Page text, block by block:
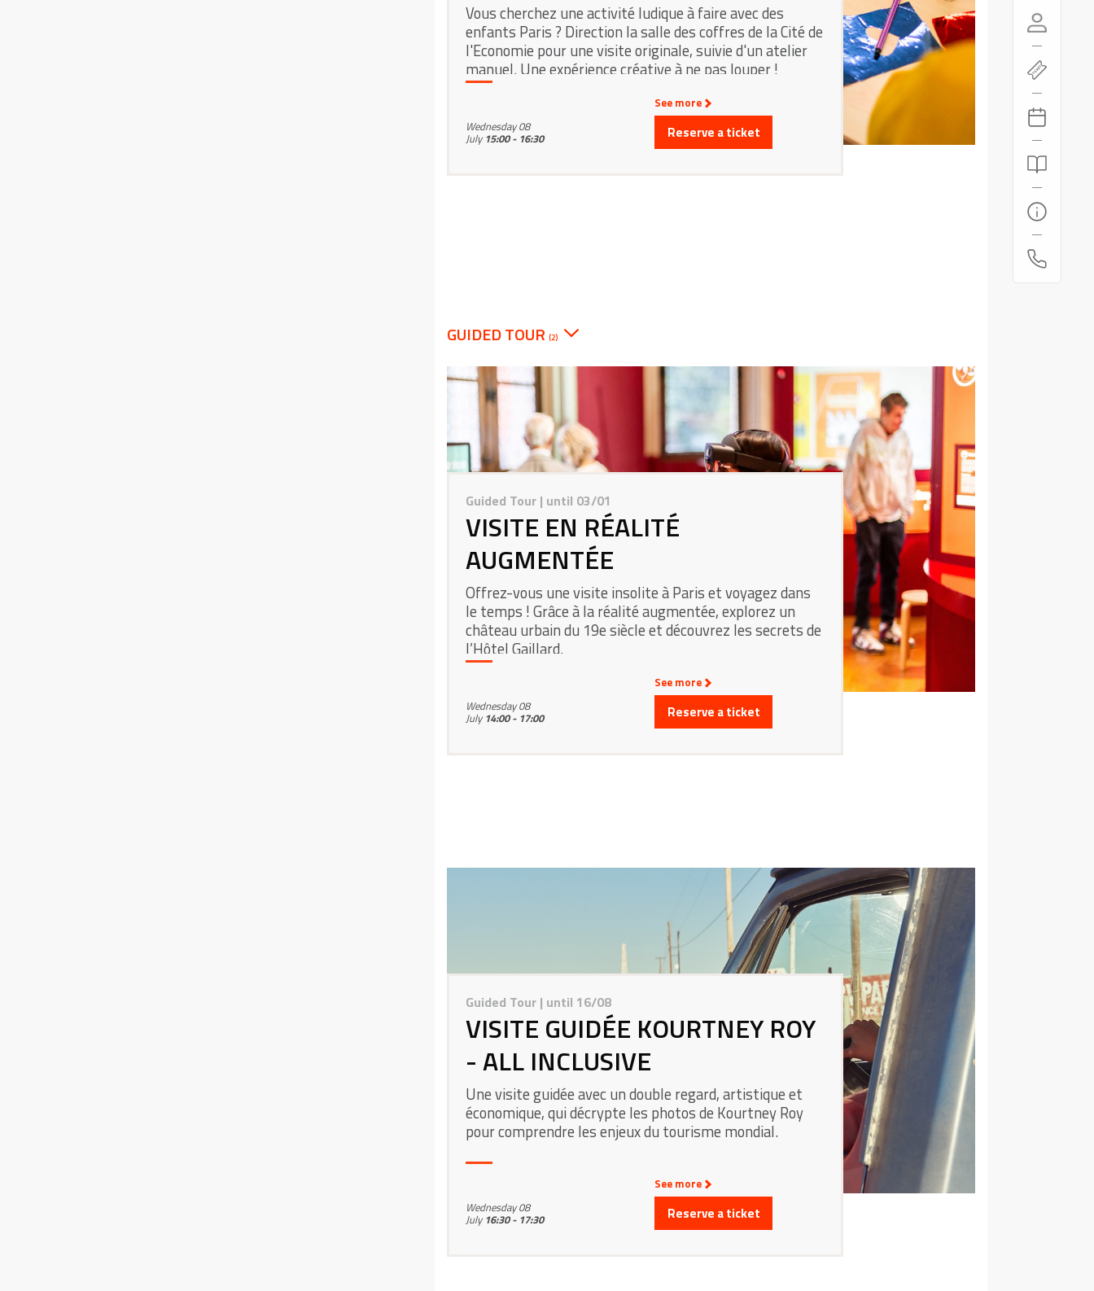
Vous cherchez une activité ludique à faire avec des
enfants Paris ? Direction la salle des coffres de la Cité de
l'Economie pour une visite originale, suivie d'un atelier
manuel. Une expérience créative à ne pas louper !
Wednesday 08
July15:00 - 16:30
See more
Reserve a ticket
GUIDED TOUR(2)
Guided Tour| until 03/01
VISITE EN RÉALITÉ
AUGMENTÉE
Offrez-vous une visite insolite à Paris et voyagez dans
le temps ! Grâce à la réalité augmentée, explorez un
château urbain du 19e siècle et découvrez les secrets de
l’Hôtel Gaillard.
Wednesday 08
July14:00 - 17:00
See more
Reserve a ticket
Guided Tour| until 16/08
VISITE GUIDÉE KOURTNEY ROY
- ALL INCLUSIVE
Une visite guidée avec un double regard, artistique et
économique, qui décrypte les photos de Kourtney Roy
pour comprendre les enjeux du tourisme mondial.
Wednesday 08
July16:30 - 17:30
See more
Reserve a ticket